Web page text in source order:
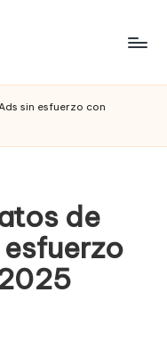
sin esfuerzo con
de